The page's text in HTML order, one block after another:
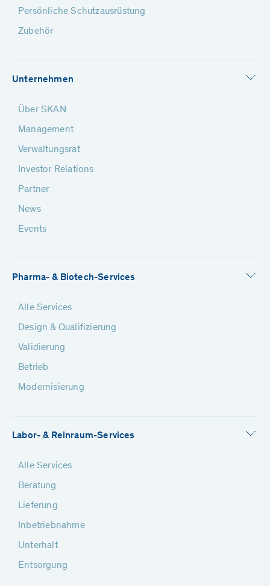
Persönliche Schutzausrüstung
Zubehör
Unternehmen
Über SKAN
Management
Verwaltungsrat
Investor Relations
Partner
News
Events
Pharma- & Biotech-Services
Alle Services
Design & Qualifizierung
Validierung
Betrieb
Modernisierung
Labor- & Reinraum-Services
Alle Services
Beratung
Lieferung
Inbetriebnahme
Unterhalt
Entsorgung